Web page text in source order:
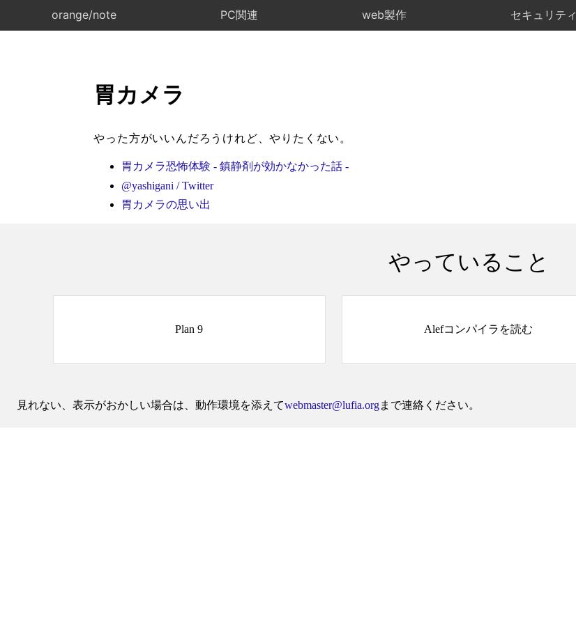
orange/note PC関連 web製作 セキュリティ
胃カメラ
やった方がいいんだろうけれど、やりたくない。
胃カメラ恐怖体験 - 鎮静剤が効かなかった話 -
@yashigani / Twitter
胃カメラの思い出
やっていること
Plan 9 Alefコンパイラを読む
見れない、表示がおかしい場合は、動作環境を添えてwebmaster@lufia.orgまで連絡ください。